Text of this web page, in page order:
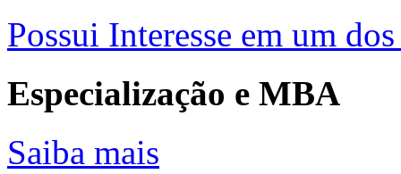
Possui Interesse em um
Especialização e MBA
Saiba mais